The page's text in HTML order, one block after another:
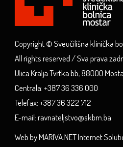
Copyright © Sveučilišna klinička
All rights reserved / Sva prava
Ulica Kralja Tvrtka bb, 88000
Centrala: +387 36 336 000
Telefax: +387 36 322 712
E-mail: ravnateljstvo@skbm.ba
Web by MARIVA.NET Internet